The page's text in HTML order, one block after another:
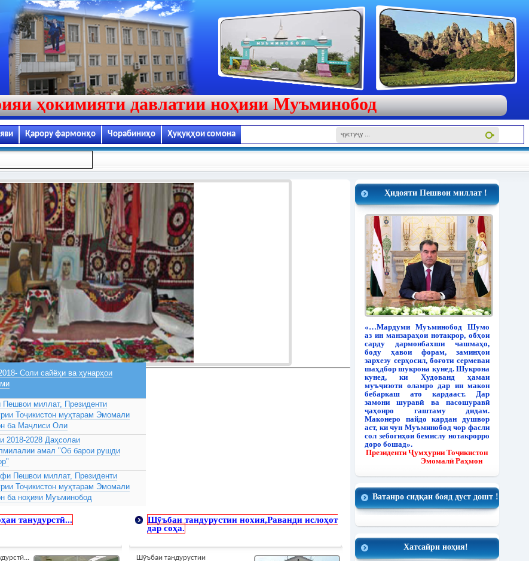
ҳокимияти давлатии ноҳияи Муъминобод
Қарору фармонҳо Чорабиниҳо Ҳуқуқҳои сомона
Ҳидояти Пешвои миллат !
«…Мардуми Муъминобод Шумо
аз ин манзараҳои нотакрор, обҳои
сарду дармонбахши чашмаҳо,
боду ҳавои форам, заминҳои
зархезу серҳосил, боғоти сермеваи
шаҳдбор шукрона кунед. Шукрона
кунед, ки Худованд ҳамаи
муъҷизоти оламро дар ин макон
бебаркаш ато кардааст. Дар
замони шуравӣ ва пасошуравӣ
ҷаҳонро гаштаму дидам.
Маконеро пайдо кардан душвор
аст, ки чун Муъминобод чор фасли
сол зебогиҳои бемислу нотакрорро
доро бошад».
Президенти Ҷумҳурии Тоҷикистон
Эмомалӣ Раҳмон
Ватанро сидқан бояд дуст дошт !
Хатсайри ноҳия!
Соли сайёҳи ва ҳунарҳои
Пешвои миллат, Президенти
Тоҷикистон муҳтарам Эмомали
ба Маҷлиси Оли
2018-2028 Даҳсолаи
амал "Об барои рушди
Пешвои миллат, Президенти
Тоҷикистон муҳтарам Эмомали
ба ноҳияи Муъминобод
танудурстӣ...
Шӯъбаи тандурустии нохия,Раванди ислоҳот
дар соҳа.
Шӯъбаи тандурустии